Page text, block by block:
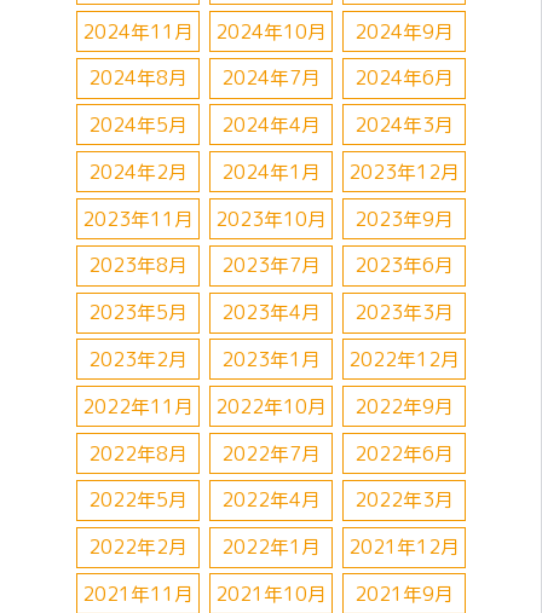
2024年11月
2024年10月
2024年9月
2024年8月
2024年7月
2024年6月
2024年5月
2024年4月
2024年3月
2024年2月
2024年1月
2023年12月
2023年11月
2023年10月
2023年9月
2023年8月
2023年7月
2023年6月
2023年5月
2023年4月
2023年3月
2023年2月
2023年1月
2022年12月
2022年11月
2022年10月
2022年9月
2022年8月
2022年7月
2022年6月
2022年5月
2022年4月
2022年3月
2022年2月
2022年1月
2021年12月
2021年11月
2021年10月
2021年9月